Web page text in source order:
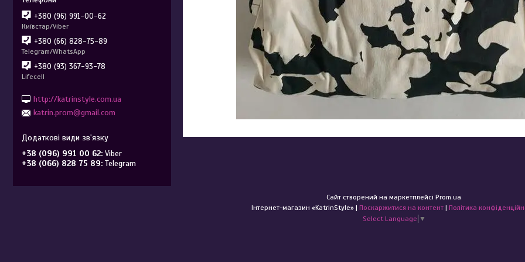
+380 (96) 991-00-62
Київстар/Viber
+380 (66) 828-75-89
Telegram/WhatsApp
+380 (93) 367-93-78
Lifecell
http://katrinstyle.com.ua
katrin.prom@gmail.com
+38 (096) 991 00 62 Viber
+38 (066) 828 75 89 Telegram
Сайт створений на маркетплейсі Prom.ua
Інтернет-магазин «KatrinStyle» | Поскаржитися на контент | Політика
Select Language ▼